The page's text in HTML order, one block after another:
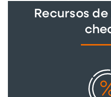
Recursos